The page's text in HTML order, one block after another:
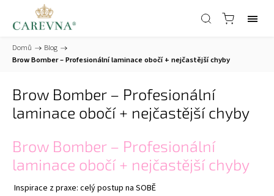
Domů / Blog /
Brow Bomber – Profesionální laminace obočí + nejčastější chyby
Brow Bomber – Profesionální
laminace obočí + nejčastější chyby
Brow Bomber – Profesionální
laminace obočí + nejčastější chyby
Inspirace z praxe: celý postup na SOBĚ